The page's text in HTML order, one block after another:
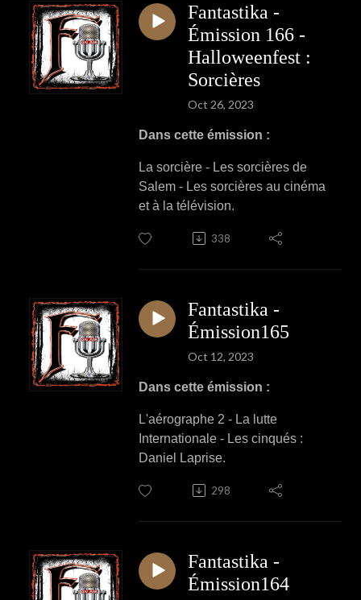
Fantastika -
Émission 166 -
Halloweenfest :
Sorcières
Oct 26, 2023
Dans cette émission :
La sorcière - Les sorcières de
Salem - Les sorcières au cinéma
et à la télévision.
338
Fantastika -
Émission165
Oct 12, 2023
Dans cette émission :
L'aérographe 2 - La lutte
Internationale - Les cinqués :
Daniel Laprise.
298
Fantastika -
Émission164